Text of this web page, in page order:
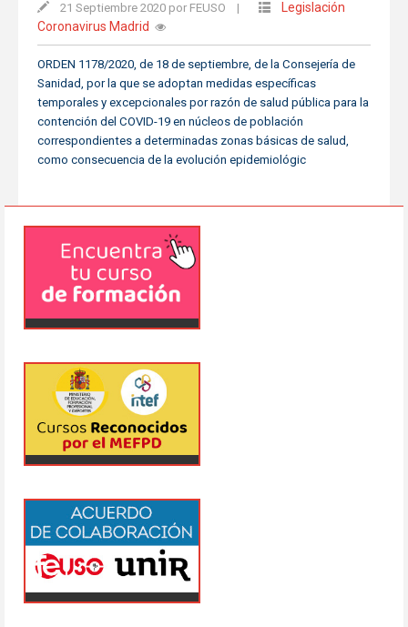
21 Septiembre 2020 por FEUSO |
Legislación
Coronavirus Madrid
ORDEN 1178/2020, de 18 de septiembre, de la Consejería de
Sanidad, por la que se adoptan medidas específicas
temporales y excepcionales por razón de salud pública para la
contención del COVID-19 en núcleos de población
correspondientes a determinadas zonas básicas de salud,
como consecuencia de la evolución epidemiológic